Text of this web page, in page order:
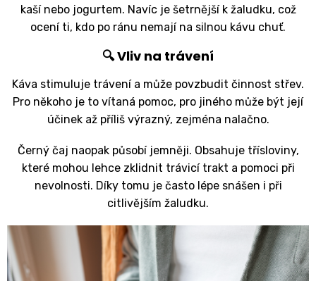
kaší nebo jogurtem. Navíc je šetrnější k žaludku, což
ocení ti, kdo po ránu nemají na silnou kávu chuť.
🔍 Vliv na trávení
Káva stimuluje trávení a může povzbudit činnost střev.
Pro někoho je to vítaná pomoc, pro jiného může být její
účinek až příliš výrazný, zejména nalačno.
Černý čaj naopak působí jemněji. Obsahuje třísloviny,
které mohou lehce zklidnit trávicí trakt a pomoci při
nevolnosti. Díky tomu je často lépe snášen i při
citlivějším žaludku.